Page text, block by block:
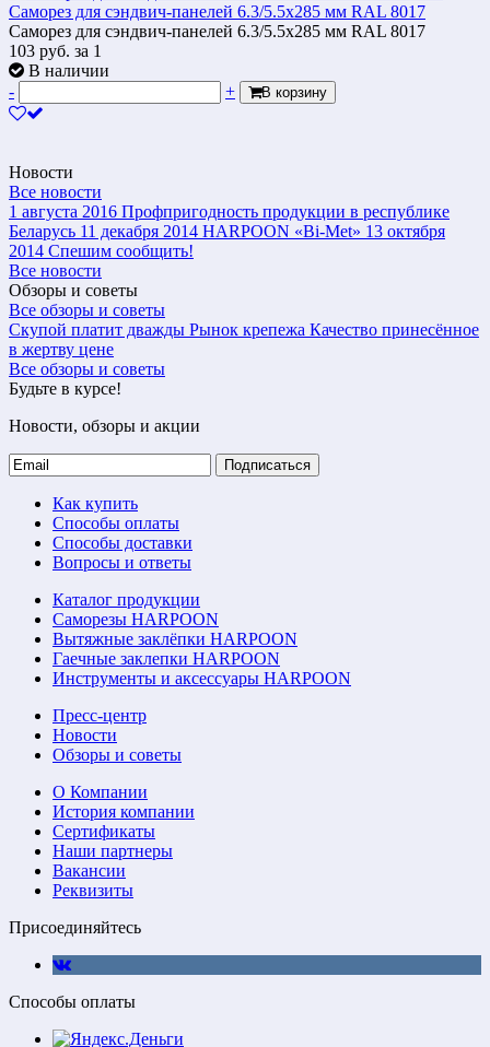
Саморез для сэндвич-панелей 6.3/5.5х285 мм RAL 8017
Саморез для сэндвич-панелей 6.3/5.5х285 мм RAL 8017
103 руб. за 1
В наличии
-
+ В корзину
Новости
Все новости
1 августа 2016 Профпригодность продукции в республике
Беларусь 11 декабря 2014 HARPOON «Bi-Met» 13 октября
2014 Спешим сообщить!
Все новости
Обзоры и советы
Все обзоры и советы
Скупой платит дважды Рынок крепежа Качество принесённое
в жертву цене
Все обзоры и советы
Будьте в курсе!
Новости, обзоры и акции
Подписаться
Как купить
Способы оплаты
Способы доставки
Вопросы и ответы
Каталог продукции
Саморезы HARPOON
Вытяжные заклёпки HARPOON
Гаечные заклепки HARPOON
Инструменты и аксессуары HARPOON
Пресс-центр
Новости
Обзоры и советы
О Компании
История компании
Сертификаты
Наши партнеры
Вакансии
Реквизиты
Присоединяйтесь
Способы оплаты